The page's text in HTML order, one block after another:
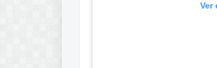
Ver